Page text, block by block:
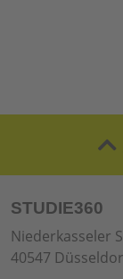
STUDIE360
Niederkasseler
40547